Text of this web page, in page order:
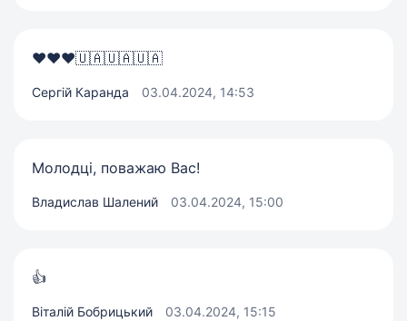
❤️❤️❤️🇺🇦🇺🇦🇺🇦
Сергій Каранда 03.04.2024, 14:53
Молодці, поважаю Вас!
Владислав Шалений 03.04.2024, 15:00
👍
Віталій Бобрицький 03.04.2024, 15:15